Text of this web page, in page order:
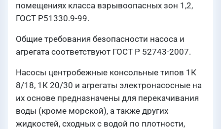
помещениях класса взрывоопасных зон 1,2,
ГОСТ P51330.9-99.
Общие требования безопасности насоса и
агрегата соответствуют ГОСТ P 52743-2007.
Насосы центробежные консольные типов 1К
8/18, 1К 20/30 и агрегаты электронасосные на
их основе предназначены для перекачивания
воды (кроме морской), а также других
жидкостей, сходных с водой по плотности,